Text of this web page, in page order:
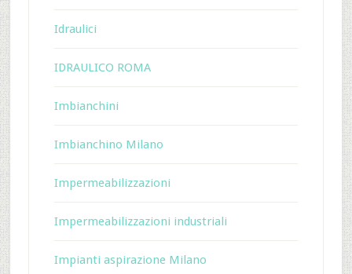
Idraulici
IDRAULICO ROMA
Imbianchini
Imbianchino Milano
Impermeabilizzazioni
Impermeabilizzazioni industriali
Impianti aspirazione Milano